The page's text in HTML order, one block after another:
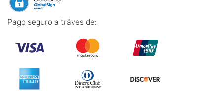
Pago seguro a tráves de: